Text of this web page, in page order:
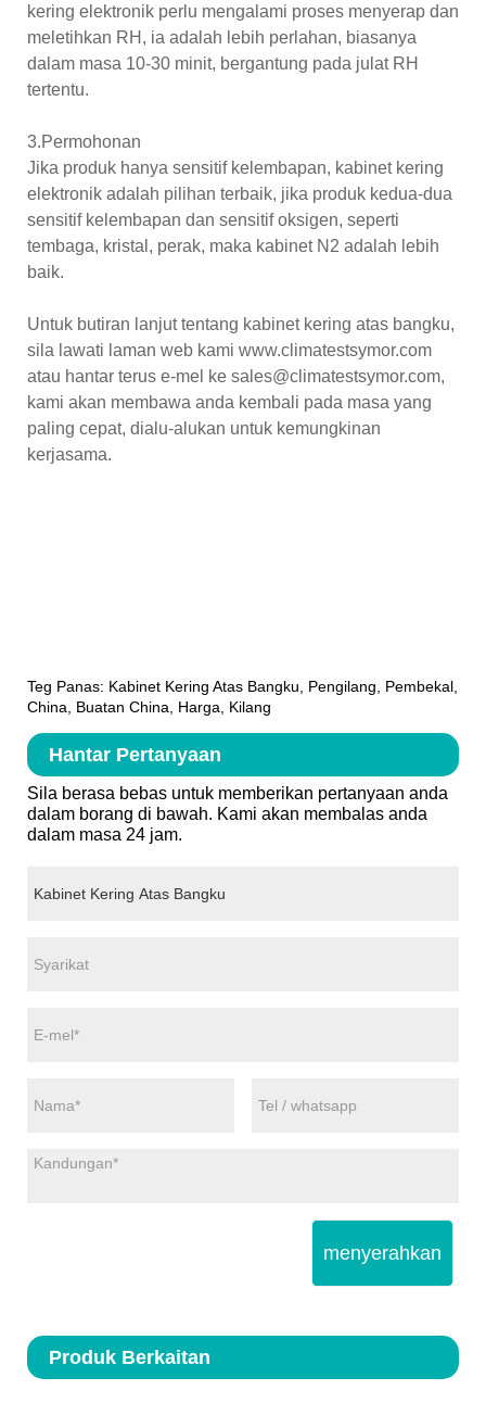
kering elektronik perlu mengalami proses menyerap dan
meletihkan RH, ia adalah lebih perlahan, biasanya
dalam masa 10-30 minit, bergantung pada julat RH
tertentu.
3.Permohonan
Jika produk hanya sensitif kelembapan, kabinet kering
elektronik adalah pilihan terbaik, jika produk kedua-dua
sensitif kelembapan dan sensitif oksigen, seperti
tembaga, kristal, perak, maka kabinet N2 adalah lebih
baik.
Untuk butiran lanjut tentang kabinet kering atas bangku,
sila lawati laman web kami www.climatestsymor.com
atau hantar terus e-mel ke sales@climatestsymor.com,
kami akan membawa anda kembali pada masa yang
paling cepat, dialu-alukan untuk kemungkinan
kerjasama.
Teg Panas: Kabinet Kering Atas Bangku, Pengilang, Pembekal,
China, Buatan China, Harga, Kilang
Hantar Pertanyaan
Sila berasa bebas untuk memberikan pertanyaan anda
dalam borang di bawah. Kami akan membalas anda
dalam masa 24 jam.
menyerahkan
Produk Berkaitan